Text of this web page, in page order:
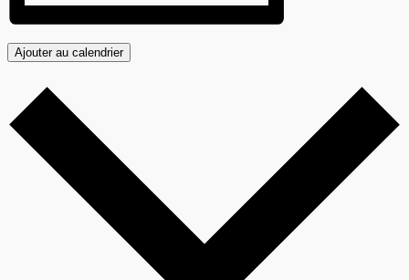
Ajouter au calendrier